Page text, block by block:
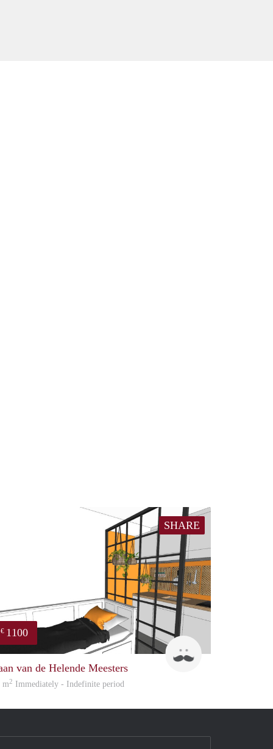
SHARE
€ 1100
van de Helende Meesters
m2 Immediately - Indefinite period